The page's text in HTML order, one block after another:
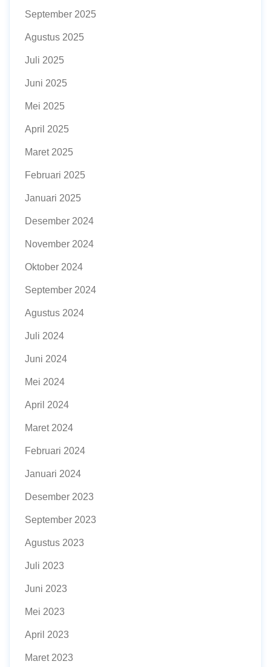
September 2025
Agustus 2025
Juli 2025
Juni 2025
Mei 2025
April 2025
Maret 2025
Februari 2025
Januari 2025
Desember 2024
November 2024
Oktober 2024
September 2024
Agustus 2024
Juli 2024
Juni 2024
Mei 2024
April 2024
Maret 2024
Februari 2024
Januari 2024
Desember 2023
September 2023
Agustus 2023
Juli 2023
Juni 2023
Mei 2023
April 2023
Maret 2023